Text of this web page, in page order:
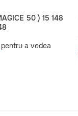
50 ) 15 148
pentru a vedea